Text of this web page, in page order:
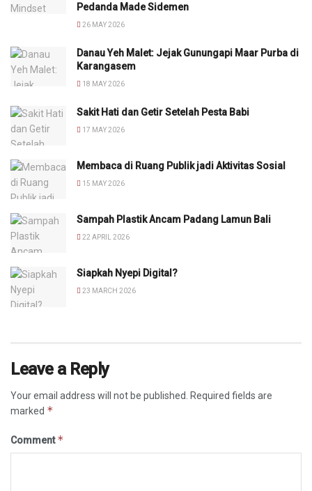
Pedanda Made Sidemen
26 MAY 2026
Danau Yeh Malet: Jejak Gunungapi Maar Purba di
Karangasem
18 MAY 2026
Sakit Hati dan Getir Setelah Pesta Babi
17 MAY 2026
Membaca di Ruang Publik jadi Aktivitas Sosial
15 MAY 2026
Sampah Plastik Ancam Padang Lamun Bali
22 APRIL 2026
Siapkah Nyepi Digital?
23 MARCH 2026
Leave a Reply
Your email address will not be published.
Required fields are
marked *
Comment*